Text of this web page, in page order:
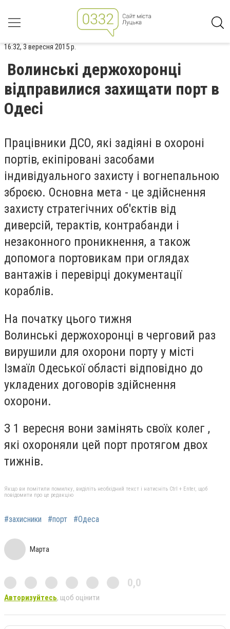
16:32, 3 вересня 2015 р.
Волинські держохоронці
відправилися захищати порт в
Одесі
Працівники ДСО, які задіяні в охороні
портів, екіпіровані засобами
індивідуального захисту і вогнепальною
зброєю. Основна мета - це здійснення
захисту стратегічних об'єктів від
диверсій, терактів, контрабанди і
незаконного проникнення, а також
допомога портовикам при оглядах
вантажів і перевірці документації
кораблів.
На початку цього тижня
Волинські держохоронці в черговий раз
вирушили для охорони порту у місті
Ізмаїл Одеської області відповідно до
укладених договорів здійснення
охорони.
З 1 вересня вони замінять своїх колег ,
які охороняли цей порт протягом двох
тижнів.
Якщо ви помітили помилку, виділіть необхідний текст і натисніть Ctrl + Enter, щоб
повідомити про це редакцію
#захисники #порт #Одеса
Марта
0,0
Авторизуйтесь, щоб оцінити